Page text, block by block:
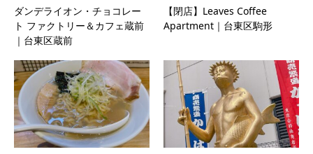
ダンデライオン・チョコレー
ト ファクトリー＆カフェ蔵前
｜台東区蔵前
【閉店】Leaves Coffee
Apartment｜台東区駒形